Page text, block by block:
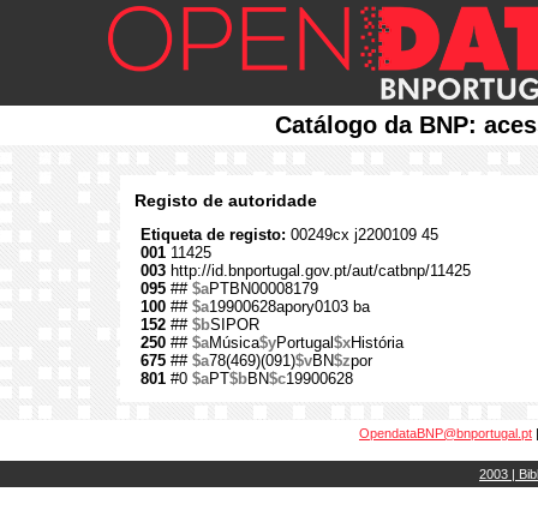
Catálogo da BNP:
Registo de autoridade
Etiqueta de registo: 00249cx j2200109 45
001 11425
003 http://id.bnportugal.gov.pt/aut/catbnp/11425
095 ## $aPTBN00008179
100 ## $a19900628apory0103 ba
152 ## $bSIPOR
250 ## $aMúsica$yPortugal$xHistória
675 ## $a78(469)(091)$vBN$zpor
801 #0 $aPT$bBN$c19900628
OpendataBNP@bnportugal.pt
2003 |